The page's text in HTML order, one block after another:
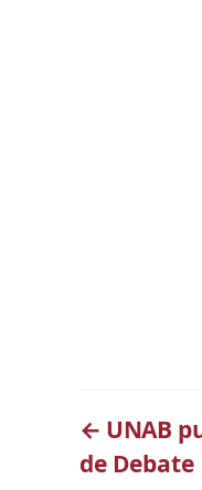
← UNAB
de Debate